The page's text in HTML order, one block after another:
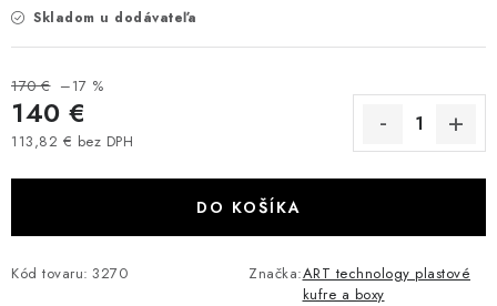
VÝPREDAJ
AKCIA
INÉ PRÍSLUŠENSTVO
YAMAHA GRIZZLY 550/660/700
Skladom u dodávateľa
170 € –17 %
140 €
113,82 € bez DPH
DO KOŠÍKA
Kód tovaru: 3270 Značka:ART technology plastové
kufre a boxy